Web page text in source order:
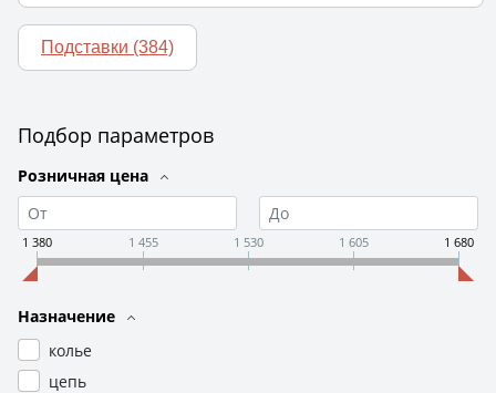
Подставки (384)
Подбор параметров
Розничная цена
1 380 1 455 1 530 1 605 1 680
Назначение
колье
цепь